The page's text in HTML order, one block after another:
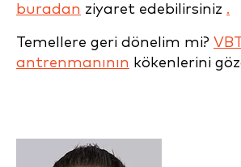
buradan ziyaret edebilirsiniz .
Temellere geri dönelim mi?
antrenmanının kökenlerini